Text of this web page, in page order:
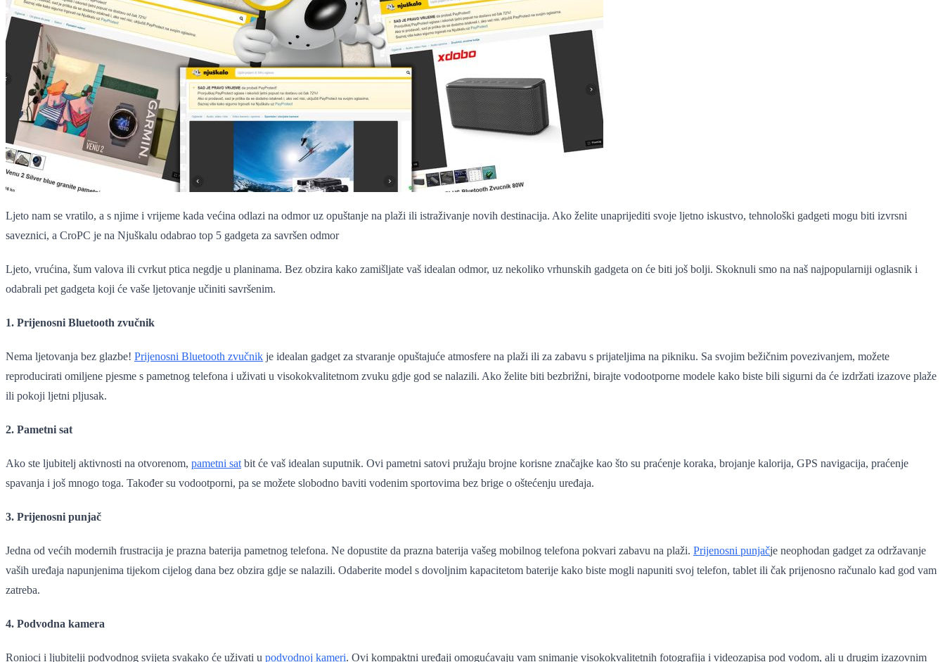
Ljeto nam se vratilo, a s njime i vrijeme kada većina odlazi na odmor uz opuštanje na plaži ili istraživanje novih destinacija. Ako želite unaprijediti svoje ljetno iskustvo, tehnološki gadgeti mogu biti izvrsni
saveznici, a CroPC je na Njuškalu odabrao top 5 gadgeta za savršen odmor
Ljeto, vrućina, šum valova ili cvrkut ptica negdje u planinama. Bez obzira kako zamišljate vaš idealan odmor, uz nekoliko vrhunskih gadgeta on će biti još bolji. Skoknuli smo na naš najpopularniji oglasnik i
odabrali pet gadgeta koji će vaše ljetovanje učiniti savršenim.
1. Prijenosni Bluetooth zvučnik
Nema ljetovanja bez glazbe! Prijenosni Bluetooth zvučnik je idealan gadget za stvaranje opuštajuće atmosfere na plaži ili za zabavu s prijateljima na pikniku. Sa svojim bežičnim povezivanjem, možete
reproducirati omiljene pjesme s pametnog telefona i uživati u visokokvalitetnom zvuku gdje god se nalazili. Ako želite biti bezbrižni, birajte vodootporne modele kako biste bili sigurni da će izdržati izazove plaže
ili pokoji ljetni pljusak.
2. Pametni sat
Ako ste ljubitelj aktivnosti na otvorenom, pametni sat bit će vaš idealan suputnik. Ovi pametni satovi pružaju brojne korisne značajke kao što su praćenje koraka, brojanje kalorija, GPS navigacija, praćenje
spavanja i još mnogo toga. Također su vodootporni, pa se možete slobodno baviti vodenim sportovima bez brige o oštećenju uređaja.
3. Prijenosni punjač
Jedna od većih modernih frustracija je prazna baterija pametnog telefona. Ne dopustite da prazna baterija vašeg mobilnog telefona pokvari zabavu na plaži. Prijenosni punjačje neophodan gadget za održavanje
vaših uređaja napunjenima tijekom cijelog dana bez obzira gdje se nalazili. Odaberite model s dovoljnim kapacitetom baterije kako biste mogli napuniti svoj telefon, tablet ili čak prijenosno računalo kad god vam
zatreba.
4. Podvodna kamera
Ronioci i ljubitelji podvodnog svijeta svakako će uživati u podvodnoj kameri. Ovi kompaktni uređaji omogućavaju vam snimanje visokokvalitetnih fotografija i videozapisa pod vodom, ali u drugim izazovnim